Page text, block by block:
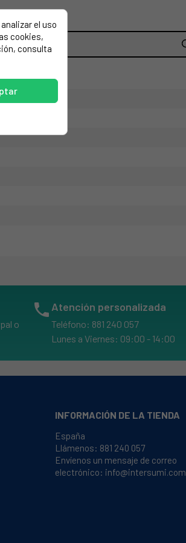
o
phone Atención personalizada
Teléfono: 881 240 057
Lunes a Viernes: 09:00 - 14:00
INFORMACIÓN DE LA TIENDA
España
Llámenos: 881 240 057
Envíenos un mensaje de correo
electrónico: info@intersumi.com
el uso
cookies,
consulta